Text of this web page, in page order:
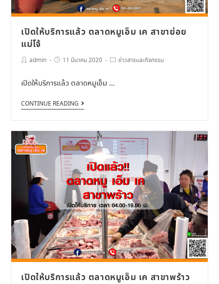
เปิดให้บริการแล้ว ตลาดหมูเอ็ม เค สาขาย่อย
แม่โจ้
admin 11 มีนาคม 2020 ข่าวสารและกิจกรรม
เปิดให้บริการแล้ว ตลาดหมูเอ็ม …
CONTINUE READING
เปิดให้บริการแล้ว ตลาดหมูเอ็ม เค สาขาพร้าว